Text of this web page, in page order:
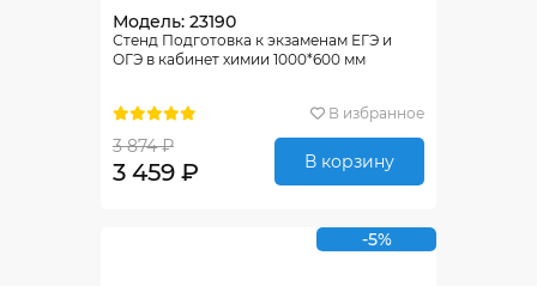
Модель: 23190
Стенд Подготовка к экзаменам ЕГЭ и
ОГЭ в кабинет химии 1000*600 мм
В избранное
3 874 ₽
3 459 ₽ В корзину
-5%